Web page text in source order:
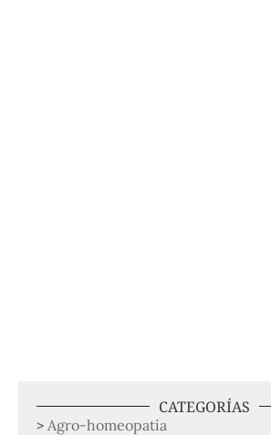
CATEGORÍAS
Agro-homeopatía